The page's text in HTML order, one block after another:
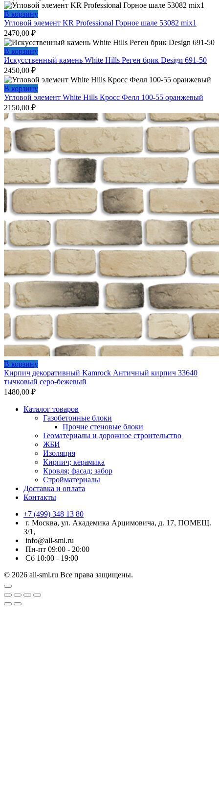
В корзину
Угловой элемент KR Professional Горное шале 53082 mix1
2470,00 ₽
В корзину
Искусственный камень White Hills Реген брик Design 691-50
2450,00 ₽
В корзину
Угловой элемент White Hills Кросс Фелл 100-55 оранжевый
2150,00 ₽
В корзину
Кирпич декоративный Kamrock Античный кирпич 33640
тычковый серо-бежевый
1480,00 ₽
Каталог товаров
Газобетонные блоки
Прочие стеновые блоки
Геоматериалы и дорожное строительство
ЖБИ
Изоляция
Кирпич; керамика
Кровля; фасад; забор
Стройматериалы
Доставка и оплата
Контакты
+7 (499) 348 13 80
г. Москва, ул. Академика Арцимовича, д. 17, ПОМЕЩ.
3/1,
info@all-sml.ru
Пн-пт 09:00 - 20:00
Сб 10:00 - 19:00
© 2026 all-sml.ru Все права защищены.